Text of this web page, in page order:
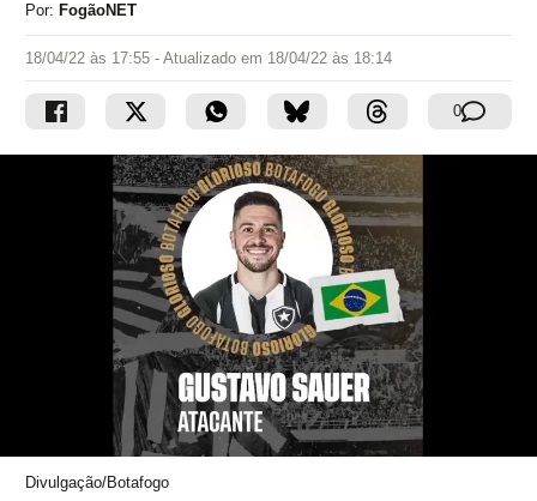
Por: FogãoNET
18/04/22 às 17:55 - Atualizado em 18/04/22 às 18:14
0
Divulgação/Botafogo